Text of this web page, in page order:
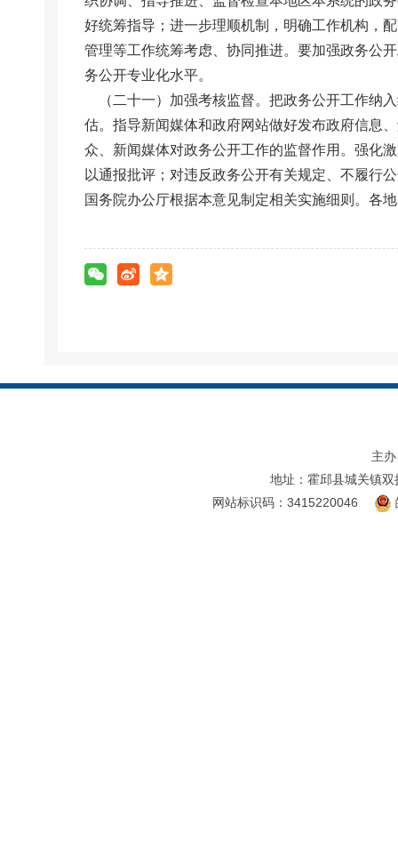
好统筹指导；进一步理顺机制，明确工作机构，
管理等工作统筹考虑、协同推进。要加强政务公
务公开专业化水平。
（二十一）加强考核监督。把政务公开工作纳
估。指导新闻媒体和政府网站做好发布政府信息
众、新闻媒体对政务公开工作的监督作用。强化
以通报批评；对违反政务公开有关规定、不履行
国务院办公厅根据本意见制定相关实施细则。各
主
地址：霍邱县城关镇双
网站标识码：3415220046